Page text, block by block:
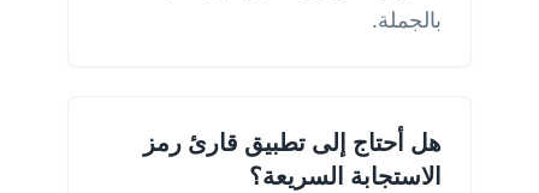
بالجملة.
هل أحتاج إلى تطبيق قارئ رمز
الاستجابة السريعة؟